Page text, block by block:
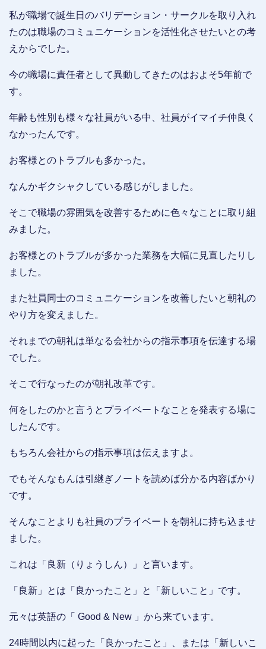
私が職場で誕生日のバリデーション・サークルを取り入れ
たのは職場のコミュニケーションを活性化させたいとの考
えからでした。
今の職場に責任者として異動してきたのはおよそ5年前で
す。
年齢も性別も様々な社員がいる中、社員がイマイチ仲良く
なかったんです。
お客様とのトラブルも多かった。
なんかギクシャクしている感じがしました。
そこで職場の雰囲気を改善するために色々なことに取り組
みました。
お客様とのトラブルが多かった業務を大幅に見直したりし
ました。
また社員同士のコミュニケーションを改善したいと朝礼の
やり方を変えました。
それまでの朝礼は単なる会社からの指示事項を伝達する場
でした。
そこで行なったのが朝礼改革です。
何をしたのかと言うとプライベートなことを発表する場に
したんです。
もちろん会社からの指示事項は伝えますよ。
でもそんなもんは引継ぎノートを読めば分かる内容ばかり
です。
そんなことよりも社員のプライベートを朝礼に持ち込ませ
ました。
これは「良新（りょうしん）」と言います。
「良新」とは「良かったこと」と「新しいこと」です。
元々は英語の「 Good & New 」から来ています。
24時間以内に起った「良かったこと」、または「新しいこ